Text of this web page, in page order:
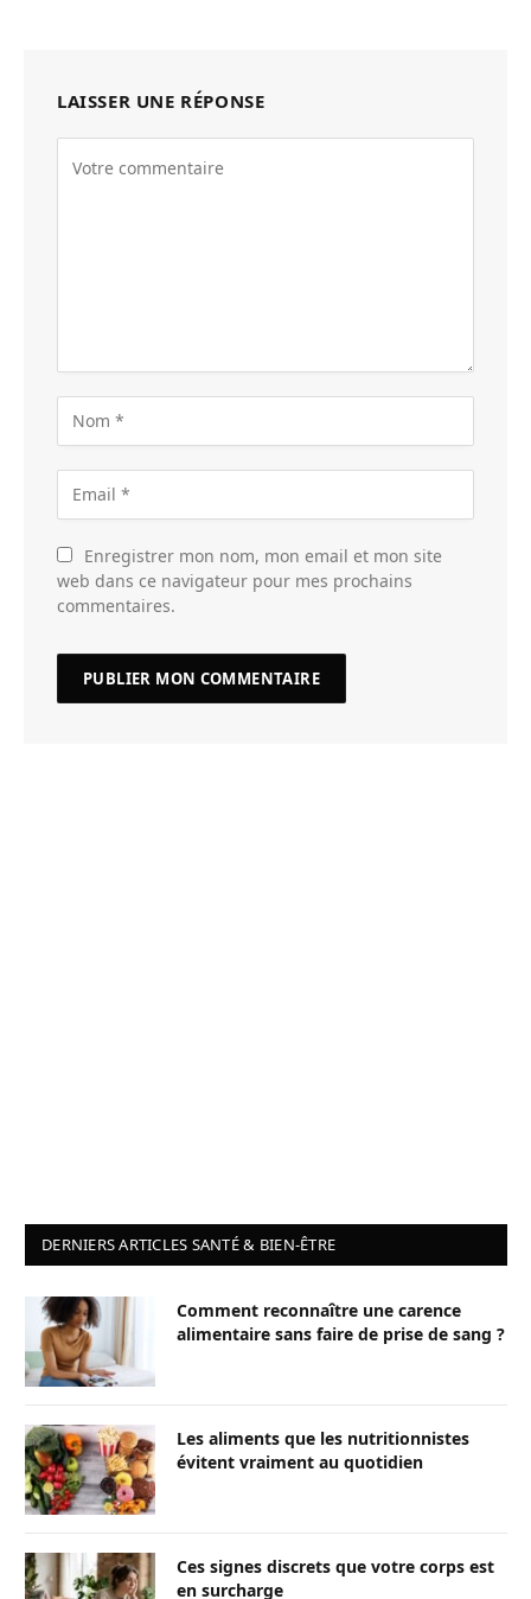
LAISSER UNE RÉPONSE
Enregistrer mon nom, mon email et mon site
web dans ce navigateur pour mes prochains
commentaires.
DERNIERS ARTICLES SANTÉ & BIEN-ÊTRE
Comment reconnaître une carence
alimentaire sans faire de prise de sang ?
Les aliments que les nutritionnistes
évitent vraiment au quotidien
Ces signes discrets que votre corps est
en surcharge